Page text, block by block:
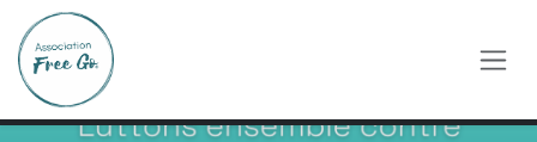
Se rendre au contenu